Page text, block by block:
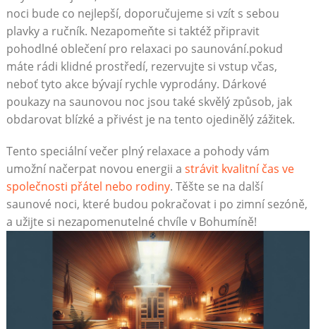
noci ‌bude co nejlepší, doporučujeme si​ vzít⁢ s⁢ sebou
plavky a⁤ ručník. Nezapomeňte‌ si taktéž ‍připravit
pohodlné‌ oblečení pro relaxaci ‍po saunování.pokud
máte​ rádi klidné⁢ prostředí, rezervujte si‌ vstup včas,
neboť tyto akce bývají ⁤rychle vyprodány. Dárkové
poukazy na⁢ saunovou noc⁣ jsou také ‍skvělý způsob, jak⁣
obdarovat blízké a přivést je na⁢ tento‍ ojedinělý​ zážitek.
Tento speciální večer plný relaxace a pohody vám
umožní načerpat novou energii ⁢a strávit ⁢kvalitní čas‍ ve
společnosti přátel nebo rodiny. ⁤Těšte⁢ se na další
saunové noci, které budou pokračovat i po ⁤zimní sezóně,
​a ‌užijte si nezapomenutelné chvíle v Bohumíně!